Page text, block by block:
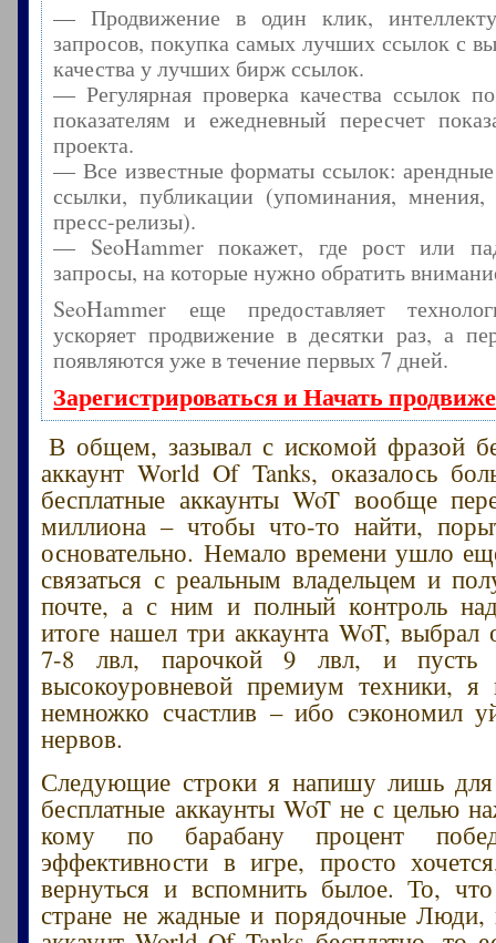
— Продвижение в один клик,
запросов, покупка самых лучших ссылок с
качества у лучших бирж ссылок.
— Регулярная проверка качества ссылок
показателям и ежедневный пересчет
проекта.
— Все известные форматы ссылок:
ссылки, публикации (упоминания, мнения,
пресс-релизы).
— SeoHammer покажет, где рост или
запросы, на которые нужно обратить
SeoHammer еще предоставляет
ускоряет продвижение в десятки раз, а
появляются уже в течение первых 7 дней.
Зарегистрироваться и Начать
В общем, зазывал с искомой фразой
аккаунт World Of Tanks, оказалось
бесплатные аккаунты WoT вообще
миллиона – чтобы что-то найти,
основательно. Немало времени ушло
связаться с реальным владельцем и
почте, а с ним и полный контроль
итоге нашел три аккаунта WoT, выбрал
7-8 лвл, парочкой 9 лвл, и
высокоуровневой премиум техники,
немножко счастлив – ибо сэкономил
нервов.
Следующие строки я напишу лишь
бесплатные аккаунты WoT не с целью
кому по барабану процент
эффективности в игре, просто
вернуться и вспомнить былое. То,
стране не жадные и порядочные Люди,